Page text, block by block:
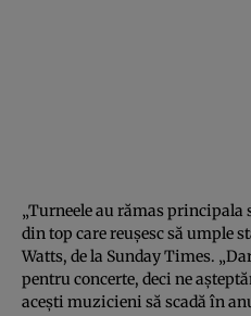
„Turneele au rămas
din top care reuşesc să umple
Watts, de la Sunday Times.
pentru concerte, deci ne
aceşti muzicieni să scadă în